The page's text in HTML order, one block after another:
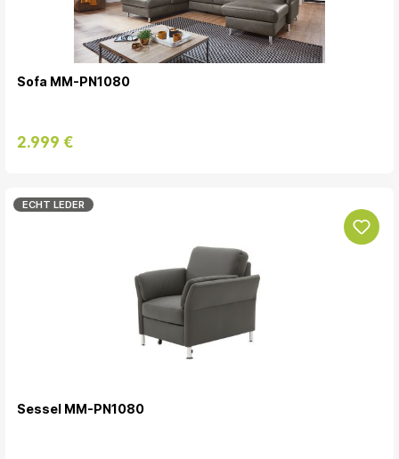
Sofa MM-PN1080
2.999 €
ECHT LEDER
Sessel MM-PN1080